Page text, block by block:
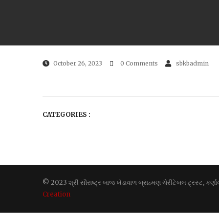
October 26, 2023 0 Comments sbkbadmin
CATEGORIES :
© 2023 શ્રી સૌરાષ્ટ્ર બાજ ખેડાવાળ બ્રાહ્મણ ચેરીટેબલ ટ્રસ્ટ,
Creation